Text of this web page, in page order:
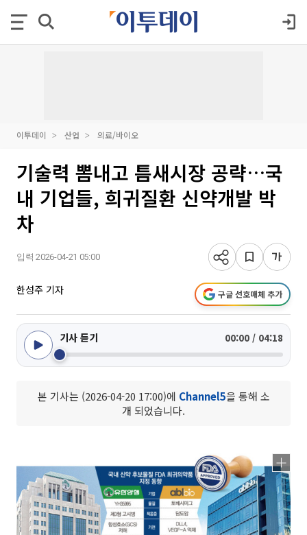
이투데이 산업 의료/바이오
기술력 뽐내고 틈새시장 공략…국
내 기업들, 희귀질환 신약개발 박
차
입력 2026-04-21 05:00
한성주 기자 구글 선호매체 추가
기사 듣기 00:00 / 04:18
본 기사는 (2026-04-20 17:00)에 Channel5을 통해 소
개 되었습니다.